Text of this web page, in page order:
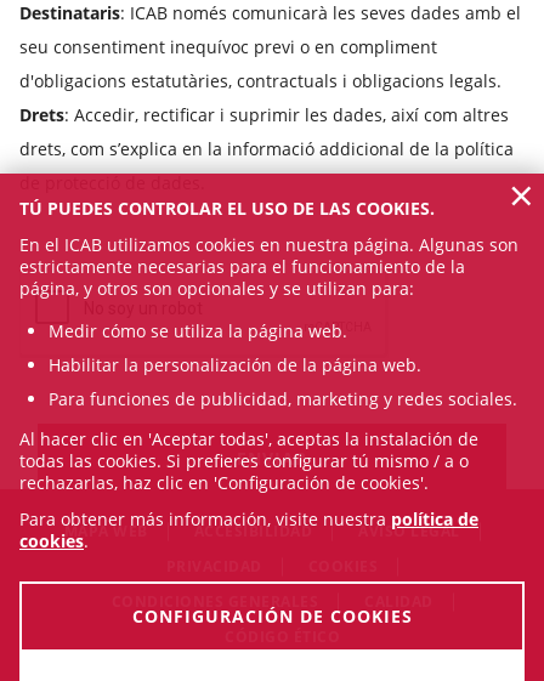
Destinataris: ICAB només comunicarà les seves dades amb el
seu consentiment inequívoc previ o en compliment
d'obligacions estatutàries, contractuals i obligacions legals.
Drets: Accedir, rectificar i suprimir les dades, així com altres
drets, com s’explica en la informació addicional de la política
MAPA WEB ACCESIBILIDAD
AVISO LEGAL
TÚ PUEDES CONTROLAR EL USO DE LAS COOKIES.
En el ICAB utilizamos cookies en nuestra página. Algunas son
estrictamente necesarias para el funcionamiento de la
página, y otros son opcionales y se utilizan para:
Medir cómo se utiliza la página web.
Habilitar la personalización de la página web.
Para funciones de publicidad, marketing y redes sociales.
Al hacer clic en 'Aceptar todas', aceptas la instalación de
todas las cookies. Si prefieres configurar tú mismo / a o
rechazarlas, haz clic en 'Configuración de cookies'.
Para obtener más información, visite nuestra política de
cookies.
CONFIGURACIÓN DE COOKIES
×